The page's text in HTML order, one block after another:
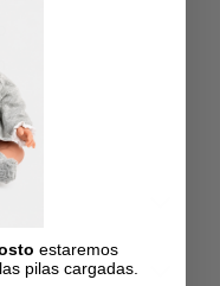
estaremos
pilas cargadas.